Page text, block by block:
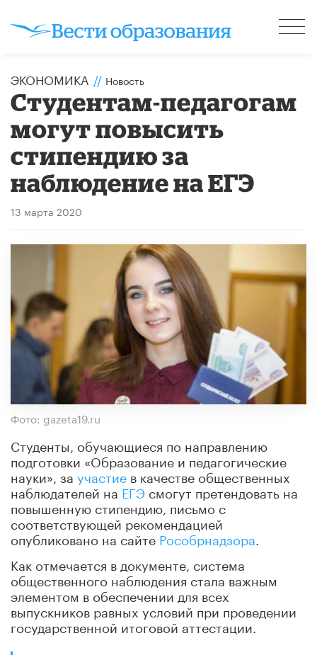
ЭКОНОМИКА // Новость
Студентам-педагогам
могут повысить
стипендию за
наблюдение на ЕГЭ
13 марта 2020
Фото: gazeta19.ru
Студенты, обучающиеся по направлению
подготовки «Образование и педагогические
науки», за участие в качестве общественных
наблюдателей на ЕГЭ смогут претендовать на
повышенную стипендию, письмо с
соответствующей рекомендацией
опубликовано на сайте Рособрнадзора
Как отмечается в документе, система
общественного наблюдения стала важным
элементом в обеспечении для всех
выпускников равных условий при проведении
государственной итоговой аттестации.